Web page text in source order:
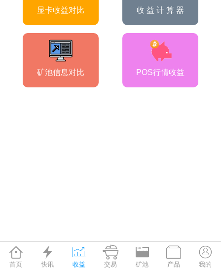
显卡收益对比 收 益 计 算 器
矿池信息对比 POS行情收益

首页

快讯

收益

交易

矿池

产品

我的